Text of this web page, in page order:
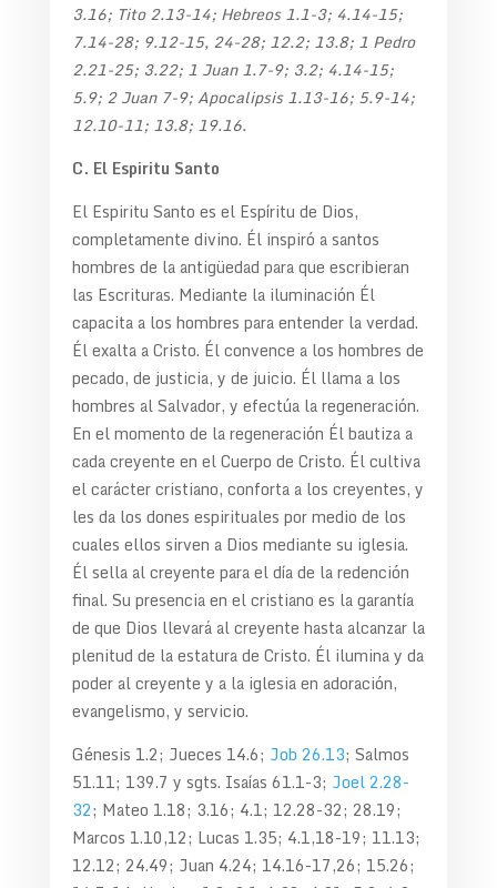
3.16; Tito 2.13-14; Hebreos 1.1-3; 4.14-15;
7.14-28; 9.12-15, 24-28; 12.2; 13.8; 1 Pedro
2.21-25; 3.22; 1 Juan 1.7-9; 3.2; 4.14-15;
5.9; 2 Juan 7-9; Apocalipsis 1.13-16; 5.9-14;
12.10-11; 13.8; 19.16.
C. El Espiritu Santo
El Espiritu Santo es el Espíritu de Dios,
completamente divino. Él inspiró a santos
hombres de la antigüedad para que escribieran
las Escrituras. Mediante la iluminación Él
capacita a los hombres para entender la verdad.
Él exalta a Cristo. Él convence a los hombres de
pecado, de justicia, y de juicio. Él llama a los
hombres al Salvador, y efectúa la regeneración.
En el momento de la regeneración Él bautiza a
cada creyente en el Cuerpo de Cristo. Él cultiva
el carácter cristiano, conforta a los creyentes, y
les da los dones espirituales por medio de los
cuales ellos sirven a Dios mediante su iglesia.
Él sella al creyente para el día de la redención
final. Su presencia en el cristiano es la garantía
de que Dios llevará al creyente hasta alcanzar la
plenitud de la estatura de Cristo. Él ilumina y da
poder al creyente y a la iglesia en adoración,
evangelismo, y servicio.
Génesis 1.2; Jueces 14.6; Job 26.13; Salmos
51.11; 139.7 y sgts. Isaías 61.1-3; Joel 2.28-
32; Mateo 1.18; 3.16; 4.1; 12.28-32; 28.19;
Marcos 1.10,12; Lucas 1.35; 4.1,18-19; 11.13;
12.12; 24.49; Juan 4.24; 14.16-17,26; 15.26;